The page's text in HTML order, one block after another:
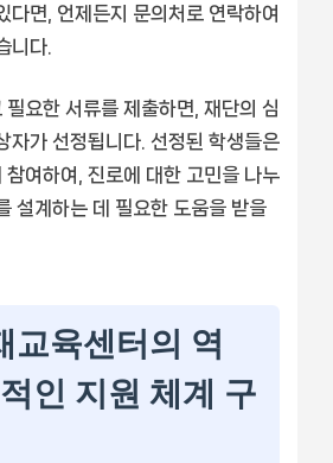
다면, 언제든지 문의처로 연락하여
니다.
요한 서류를 제출하면, 재단의 심
자가 선정됩니다. 선정된 학생들은
참여하여, 진로에 대한 고민을 나누
설계하는 데 필요한 도움을 받을
교육센터의 역
인 지원 체계 구